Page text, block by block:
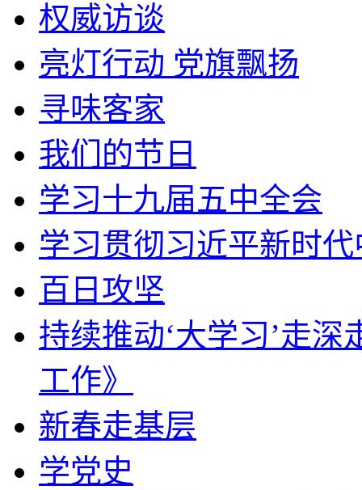
权威访谈
亮灯行动 党旗飘扬
寻味客家
我们的节日
学习十九届五中全会
学习贯彻习近平新时
百日攻坚
持续推动‘大学习’走
工作》
新春走基层
学党史